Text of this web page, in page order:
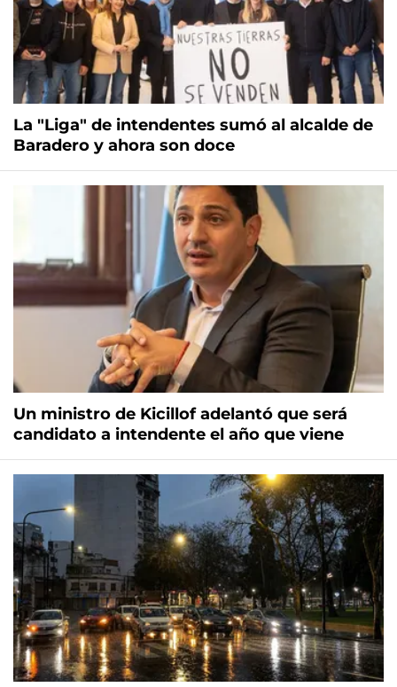
La "Liga" de intendentes sumó al alcalde de
Baradero y ahora son doce
Un ministro de Kicillof adelantó que será
candidato a intendente el año que viene